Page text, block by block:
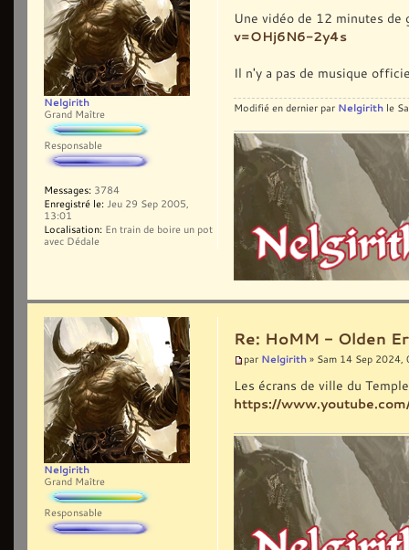
Une vidéo de 12 minutes de
v=OHj6N6-2y4s
Il n'y a pas de musique
Modifié en dernier par Nelgirith le
Nelgirith
Grand Maître
Responsable
Messages: 3784
Enregistré le: Jeu 29 Sep 2005,
13:01
Localisation: En train de boire un pot
avec Dédale
Re: HoMM - Olden
par Nelgirith » Sam 14 Sep 2024,
Les écrans de ville du
https://
Nelgirith
Grand Maître
Responsable